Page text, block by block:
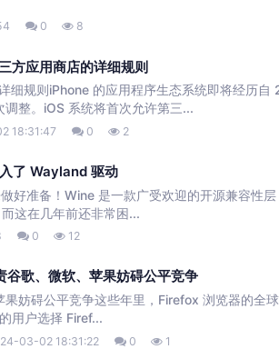
0 8
方应用商店的详细规则
细规则iPhone 的应用程序生态系统即将经历自
整。iOS 系统将首次允许第三...
18:31:47 0 2
了 Wayland 驱动
好准备！Wine 是一款广受欢迎的开源兼容性
这在几年前还非常困...
0 12
歌、微软、苹果妨碍公平竞争
妨碍公平竞争这些年里，Firefox 浏览器的全
用户选择 Firef...
03-02 18:31:22 0 1